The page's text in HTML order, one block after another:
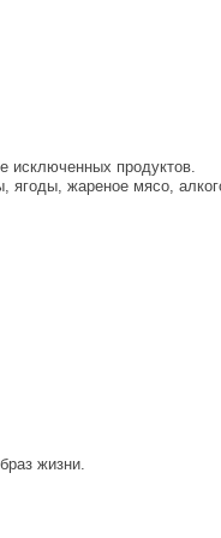
исключенных продуктов.
ягоды, жареное мясо,
жизни.